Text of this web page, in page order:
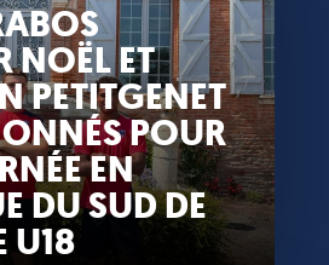
NOËL ET
PETITGENET
POUR
EN
DU SUD DE
U18